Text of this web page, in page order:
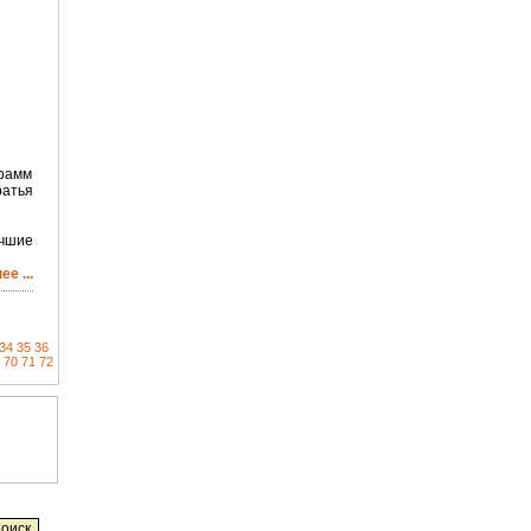
...
34 35 36
70 71 72